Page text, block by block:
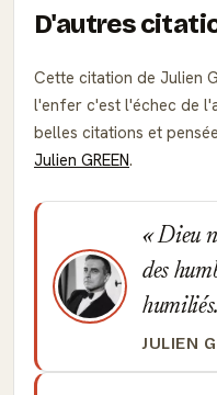
D'autres
Cette citation de Julien
l'enfer c'est l'échec de
belles citations et
Julien GREEN.
Dieu
des
humiliés.
JULIEN